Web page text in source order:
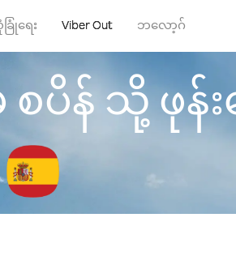
ြုံရေး Viber Out ဘလော့ဂ်
ပိန် သို့ ဖုန်